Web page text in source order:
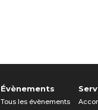
Évènements
Tous les évènements